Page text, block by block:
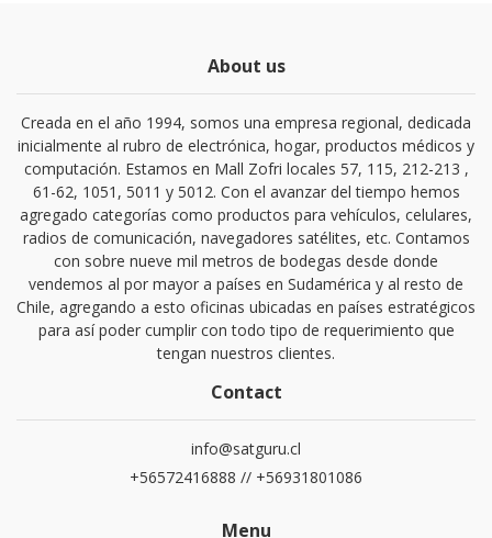
About us
Creada en el año 1994, somos una empresa regional, dedicada
inicialmente al rubro de electrónica, hogar, productos médicos y
computación. Estamos en Mall Zofri locales 57, 115, 212-213 ,
61-62, 1051, 5011 y 5012. Con el avanzar del tiempo hemos
agregado categorías como productos para vehículos, celulares,
radios de comunicación, navegadores satélites, etc. Contamos
con sobre nueve mil metros de bodegas desde donde
vendemos al por mayor a países en Sudamérica y al resto de
Chile, agregando a esto oficinas ubicadas en países estratégicos
para así poder cumplir con todo tipo de requerimiento que
tengan nuestros clientes.
Contact
info@satguru.cl
+56572416888 // +56931801086
Menu